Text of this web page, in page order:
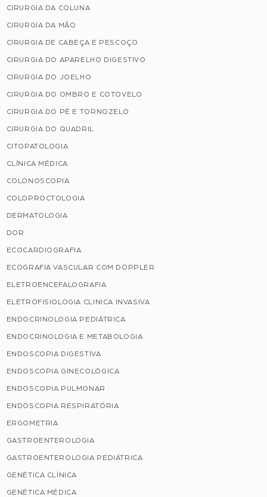
CIRURGIA DA COLUNA
CIRURGIA DA MÃO
CIRURGIA DE CABEÇA E PESCOÇO
CIRURGIA DO APARELHO DIGESTIVO
CIRURGIA DO JOELHO
CIRURGIA DO OMBRO E COTOVELO
CIRURGIA DO PÉ E TORNOZELO
CIRURGIA DO QUADRIL
CITOPATOLOGIA
CLÍNICA MÉDICA
COLONOSCOPIA
COLOPROCTOLOGIA
DERMATOLOGIA
DOR
ECOCARDIOGRAFIA
ECOGRAFIA VASCULAR COM DOPPLER
ELETROENCEFALOGRAFIA
ELETROFISIOLOGIA CLINICA INVASIVA
ENDOCRINOLOGIA PEDIÁTRICA
ENDOCRINOLOGIA E METABOLOGIA
ENDOSCOPIA DIGESTIVA
ENDOSCOPIA GINECOLÓGICA
ENDOSCOPIA PULMONAR
ENDOSCOPIA RESPIRATÓRIA
ERGOMETRIA
GASTROENTEROLOGIA
GASTROENTEROLOGIA PEDIÁTRICA
GENÉTICA CLÍNICA
GENÉTICA MÉDICA